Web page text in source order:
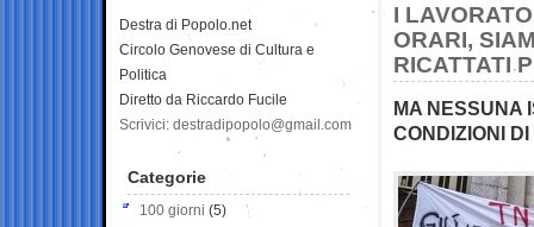
I
ORARI,
RICATTATI
MA NESSUNA
CONDIZIONI
Destra di Popolo.net
Circolo Genovese di Cultura e
Politica
Diretto da Riccardo Fucile
Scrivici: destradipopolo@gmail.com
Categorie
100 giorni (5)